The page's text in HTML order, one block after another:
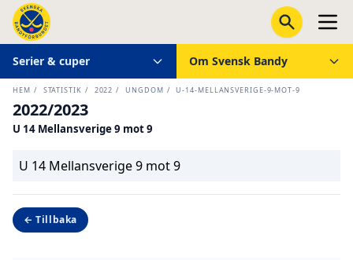
Serier & cuper Om Svensk Bandy
HEM / STATISTIK / 2022 / UNGDOM / U-14-MELLANSVERIGE-9-MOT-9
2022/2023
U 14 Mellansverige 9 mot 9
U 14 Mellansverige 9 mot 9
← Tillbaka